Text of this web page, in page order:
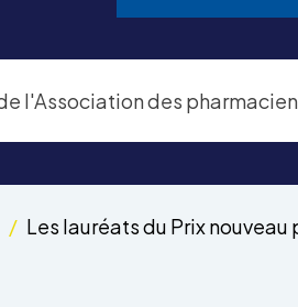
Les lauréats du Prix